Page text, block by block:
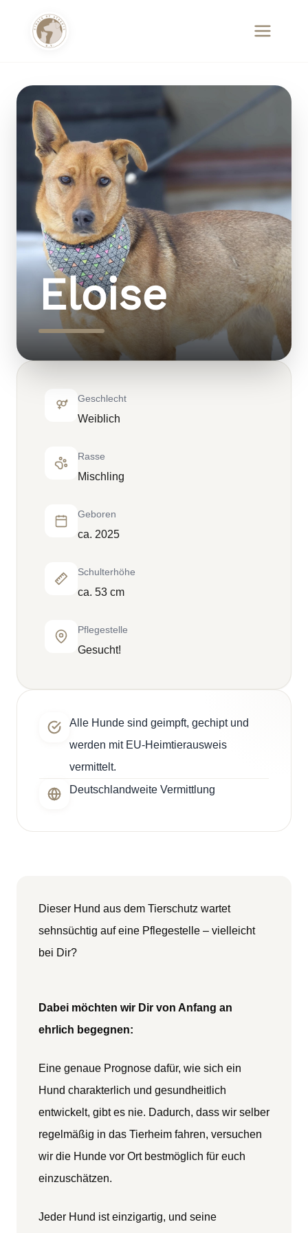
Eloise
Geschlecht
Weiblich
Rasse
Mischling
Geboren
ca. 2025
Schulterhöhe
ca. 53 cm
Pflegestelle
Gesucht!
Alle Hunde sind geimpft, gechipt und
werden mit EU-Heimtierausweis
vermittelt.
Deutschlandweite Vermittlung
Dieser Hund aus dem Tierschutz wartet
sehnsüchtig auf eine Pflegestelle – vielleicht
bei Dir?
Dabei möchten wir Dir von Anfang an
ehrlich begegnen:
Eine genaue Prognose dafür, wie sich ein
Hund charakterlich und gesundheitlich
entwickelt, gibt es nie. Dadurch, dass wir selber
regelmäßig in das Tierheim fahren, versuchen
wir die Hunde vor Ort bestmöglich für euch
einzuschätzen.
Jeder Hund ist einzigartig, und seine